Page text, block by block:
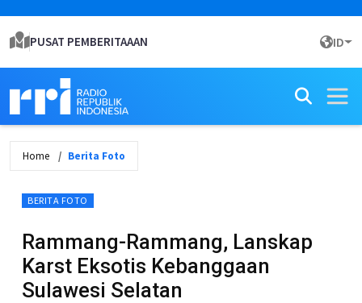
PUSAT PEMBERITAAAN ID
Home Berita Foto
BERITA FOTO
Rammang-Rammang, Lanskap
Karst Eksotis Kebanggaan
Sulawesi Selatan